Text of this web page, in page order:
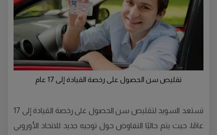
تقليص سن الحصول على رخصة القيادة إلى 17 عام
تستعد السويد لتقليص سن الحصول على رخصة القيادة إلى 17
عامًا، حيث يتم حاليًا التفاوض حول توجيه جديد للاتحاد الأوروبي